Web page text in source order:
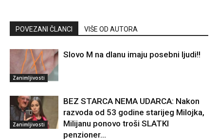
POVEZANI ČLANCI VIŠE OD AUTORA
Zanimljivosti
Slovo M na dlanu imaju posebni ljudi!!
Zanimljivosti
BEZ STARCA NEMA UDARCA: Nakon
razvoda od 53 godine starijeg Milojka,
Milijanu ponovo troši SLATKI
penzioner…